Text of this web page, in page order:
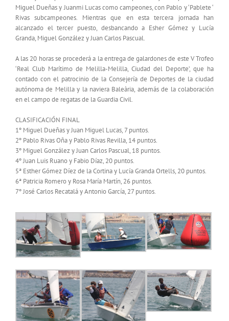
Miguel Dueñas y Juanmi Lucas como campeones, con Pablo y ‘Pablete ‘
Rivas subcampeones. Mientras que en esta tercera jornada han
alcanzado el tercer puesto, desbancando a Esher Gómez y Lucía
Granda, Miguel González y Juan Carlos Pascual.
A las 20 horas se procederá a la entrega de galardones de este V Trofeo
‘Real Club Marítimo de Melilla-Melilla, Ciudad del Deporte’, que ha
contado con el patrocinio de la Consejería de Deportes de la ciudad
autónoma de Melilla y la naviera Baleària, además de la colaboración
en el campo de regatas de la Guardia Civil.
CLASIFICACIÓN FINAL
1º Miguel Dueñas y Juan Miguel Lucas, 7 puntos.
2º Pablo Rivas Oña y Pablo Rivas Revilla, 14 puntos.
3º Miguel González y Juan Carlos Pascual, 18 puntos.
4º Juan Luis Ruano y Fabio Díaz, 20 puntos.
5ª Esther Gómez Díez de la Cortina y Lucía Granda Ortells, 20 puntos.
6ª Patricia Romero y Rosa María Martín, 26 puntos.
7º José Carlos Recatalá y Antonio García, 27 puntos.